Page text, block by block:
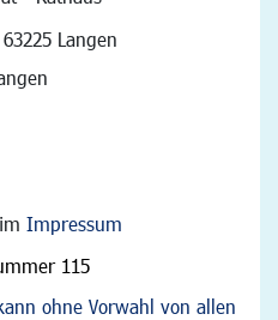
63225 Langen
Impressum
115
ohne Vorwahl von allen